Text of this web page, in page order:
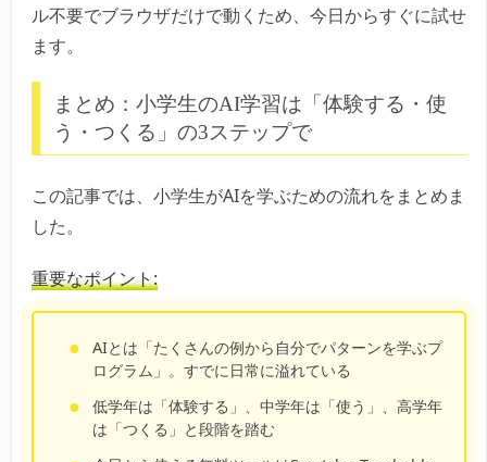
ル不要でブラウザだけで動くため、今日からすぐに試せ
ます。
まとめ：小学生のAI学習は「体験する・使
う・つくる」の3ステップで
この記事では、小学生がAIを学ぶための流れをまとめま
した。
重要なポイント:
AIとは「たくさんの例から自分でパターンを学ぶプ
ログラム」。すでに日常に溢れている
低学年は「体験する」、中学年は「使う」、高学年
は「つくる」と段階を踏む